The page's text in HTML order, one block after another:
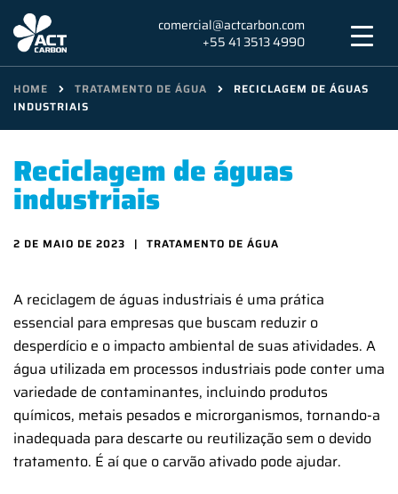
Skip
content
comercial@actcarbon.com
+55 41 3513 4990
HOME TRATAMENTO DE ÁGUA
RECICLAGEM DE ÁGUAS
INDUSTRIAIS
Reciclagem de águas
industriais
2 DE MAIO DE 2023 TRATAMENTO DE ÁGUA
A reciclagem de águas industriais é uma prática
essencial para empresas que buscam reduzir o
desperdício e o impacto ambiental de suas atividades. A
água utilizada em processos industriais pode conter uma
variedade de contaminantes, incluindo produtos
químicos, metais pesados e microrganismos, tornando-a
inadequada para descarte ou reutilização sem o devido
tratamento. É aí que o carvão ativado pode ajudar.